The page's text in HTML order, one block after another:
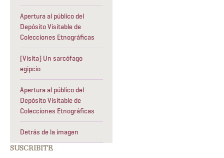
Apertura al público del
Depósito Visitable de
Colecciones Etnográficas
[Visita] Un sarcófago
egipcio
Apertura al público del
Depósito Visitable de
Colecciones Etnográficas
Detrás de la imagen
SUSCRIBITE